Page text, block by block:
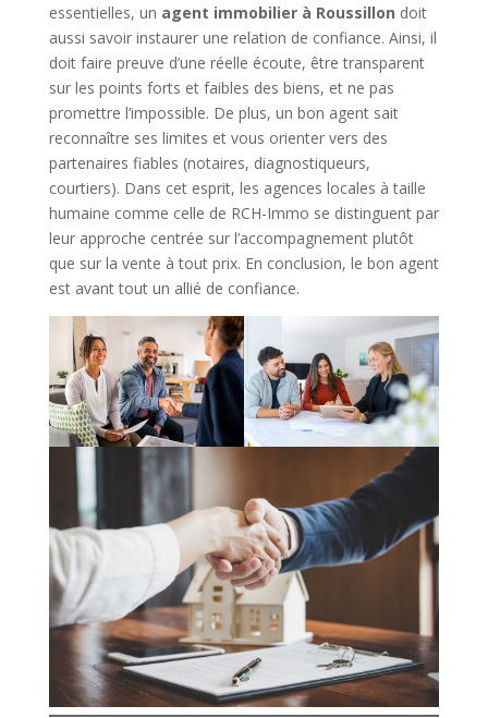
essentielles, un agent immobilier à Roussillon doit
aussi savoir instaurer une relation de confiance. Ainsi, il
doit faire preuve d’une réelle écoute, être transparent
sur les points forts et faibles des biens, et ne pas
promettre l’impossible. De plus, un bon agent sait
reconnaître ses limites et vous orienter vers des
partenaires fiables (notaires, diagnostiqueurs,
courtiers). Dans cet esprit, les agences locales à taille
humaine comme celle de RCH-Immo se distinguent par
leur approche centrée sur l’accompagnement plutôt
que sur la vente à tout prix. En conclusion, le bon agent
est avant tout un allié de confiance.